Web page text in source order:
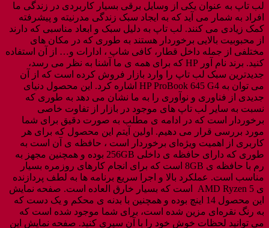
لب تاپ به عنوان یکی از وسایل برقی بسیار کاربردی در زندگی ما
افراد به شمار می آید که به ایجاد سبک زندگی مدرنیته و پیشرفته
کمک زیادی می کنند. لب تاپ به دلیل سبک و ابعاد مناسبی که دارند
از محبوبیت بالایی برخوردار هستند به طوری که در مکان های
مختلفی از جمله داخل قطار، کافی شاپ ، ادارات و… از آن استفاده
کنید. برند نام آور HP که برای همه ی ما آشنا به نظر می رسد،
جدیدترین سبک لب تاپ را وارد بازار فروش کرده است که از آن
می توان به HP ProBook 645 G4 اشاره کرد. این محصول دنیای
جدیدی از فناوری و نوآوری را به ما نشان می دهد به طوری که
نسبت به سایر لب تاپ های موجود در بازار از تفاوت خاصی
برخوردار است که در ادامه ی مطلب به صورت دقیق برای شما
مورد بررسی قرار می دهیم. اولین آیتم این محصول که برای هر
کاربری از اهمیت ویژه‌ای برخوردار است ، حافظه ی آن است به
طوری که دارای حافظه ی داخلی 256GB بوده و همچنین مجهز به
رم با حافظه ی 8GB است که برای انجام کارهای روزمره بسیار
مناسب است. عملکرد بالا و اجرا سریع برنامه ها به لطف پردازنده
ی AMD Ryzen 5 است که بسیار خارق العاده است. صفحه نمایش
این محصول 14 اینچ بوده و همچنین با بدنه ی محکم و یک دست که
به رنگ نقره‌ای مزین شده است، برای شما موجود شده است که
می توانید لحظات خوش خود را با آن سپری کنید. صفحه نمایش این